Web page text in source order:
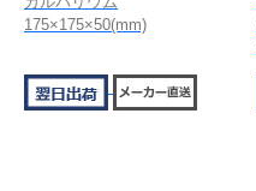
175×175×50(mm)